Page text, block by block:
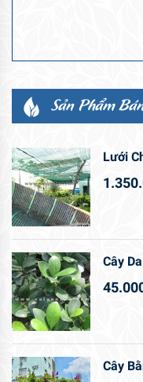
Sản Phẩm
Lưới
Cây Da
Cây